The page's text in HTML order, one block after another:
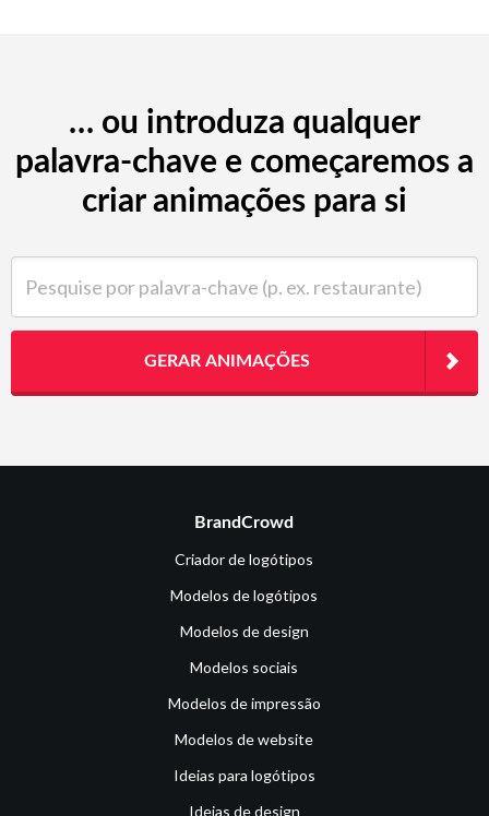
… ou introduza qualquer
palavra-chave e começaremos a
criar animações para si
GERAR ANIMAÇÕES
BrandCrowd
Criador de logótipos
Modelos de logótipos
Modelos de design
Modelos sociais
Modelos de impressão
Modelos de website
Ideias para logótipos
Ideias de design